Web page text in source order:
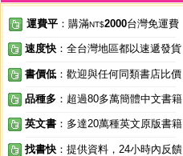
運費平 ：購滿NT$2000台灣免運費
速度快 ：全台灣地區都以速遞發貨
書價低 ：歡迎與任何同類書店比價
品種多 ：超過80多萬簡體中文書籍
英文書 ：多達20萬種英文原版書籍
找書快 ：提供資料，24小時內反饋